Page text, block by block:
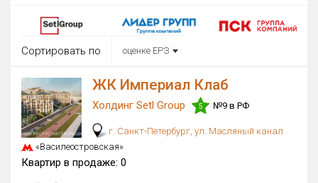
Округ
Все
Все
Цена
от до
Общая площадь, м²
Сортировать по оценке ЕРЗ
ЖК Империал Клаб
Холдинг Setl Group 5 №9 в РФ
г. Санкт-Петербург, ул. Масляный канал
«Василеостровская»
Квартир в продаже: 0